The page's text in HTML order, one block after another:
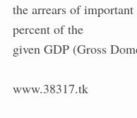
the arrears of
percent of the
given GDP (Gross
www.38317.tk